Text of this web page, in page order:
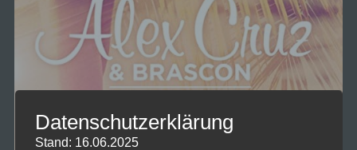
Datenschutzerklärung
Stand: 16.06.2025